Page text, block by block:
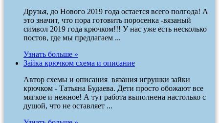
Друзья, до Нового 2019 года остается всего полгода! А
это значит, что пора готовить поросенка -вязаный
символ 2019 года крючком!!! У нас уже есть несколько
постов, где мы предлагаем ...
Узнать больше »
Зайка крючком схема и описание
Автор схемы и описания вязания игрушки зайки
крючком - Татьяна Будаева. Дети просто обожают все
мягкое и нежное! А тут работа выполнена настолько с
душой, что не оставляет ...